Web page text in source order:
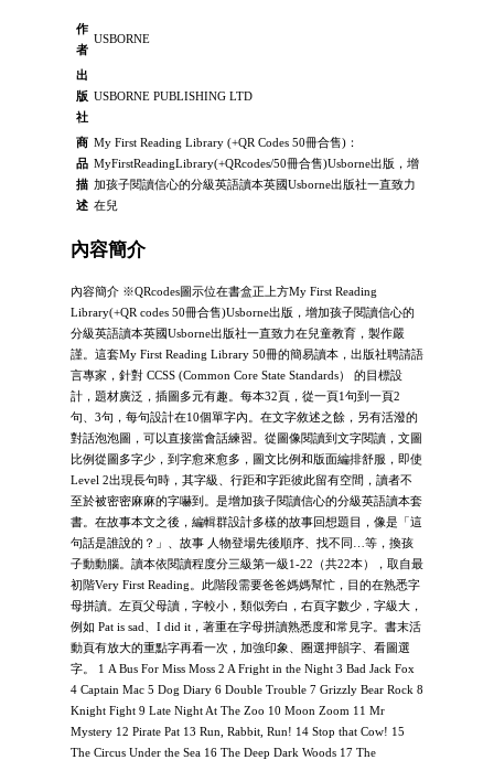
作
者
USBORNE
出
版
社
USBORNE PUBLISHING LTD
商
品
描
述
My First Reading Library (+QR Codes 50冊合售)：
MyFirstReadingLibrary(+QRcodes/50冊合售)Usborne出版，增
加孩子閱讀信心的分級英語讀本英國Usborne出版社一直致力
在兒
內容簡介
內容簡介 ※QRcodes圖示位在書盒正上方My First Reading
Library(+QR codes 50冊合售)Usborne出版，增加孩子閱讀信心的
分級英語讀本英國Usborne出版社一直致力在兒童教育，製作嚴
謹。這套My First Reading Library 50冊的簡易讀本，出版社聘請語
言專家，針對 CCSS (Common Core State Standards） 的目標設
計，題材廣泛，插圖多元有趣。每本32頁，從一頁1句到一頁2
句、3句，每句設計在10個單字內。在文字敘述之餘，另有活潑的
對話泡泡圖，可以直接當會話練習。從圖像閱讀到文字閱讀，文圖
比例從圖多字少，到字愈來愈多，圖文比例和版面編排舒服，即使
Level 2出現長句時，其字級、行距和字距彼此留有空間，讀者不
至於被密密麻麻的字嚇到。是增加孩子閱讀信心的分級英語讀本套
書。在故事本文之後，編輯群設計多樣的故事回想題目，像是「這
句話是誰說的？」、故事 人物登場先後順序、找不同…等，換孩
子動動腦。讀本依閱讀程度分三級第一級1-22（共22本），取自最
初階Very First Reading。此階段需要爸爸媽媽幫忙，目的在熟悉字
母拼讀。左頁父母讀，字較小，類似旁白，右頁字數少，字級大，
例如 Pat is sad、I did it，著重在字母拼讀熟悉度和常見字。書末活
動頁有放大的重點字再看一次，加強印象、圈選押韻字、看圖選
字。 1 A Bus For Miss Moss 2 A Fright in the Night 3 Bad Jack Fox
4 Captain Mac 5 Dog Diary 6 Double Trouble 7 Grizzly Bear Rock 8
Knight Fight 9 Late Night At The Zoo 10 Moon Zoom 11 Mr
Mystery 12 Pirate Pat 13 Run, Rabbit, Run! 14 Stop that Cow! 15
The Circus Under the Sea 16 The Deep Dark Woods 17 The